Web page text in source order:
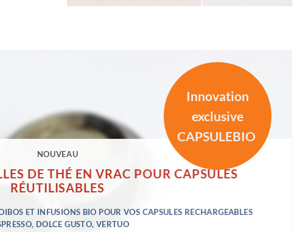
NOUVEAU
DE THÉ EN VRAC POUR CAPSULES
RÉUTILISABLES
ET INFUSIONS BIO POUR VOS CAPSULES RECHARGEABLES
DOLCE GUSTO, VERTUO
Innovation
exclusive
CAPSULEBIO